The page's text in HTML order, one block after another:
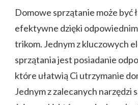
Domowe sprzątanie może być
efektywne dzięki
trikom. Jednym z kluczowych
sprzątania jest posiadanie
które ułatwią Ci utrzymanie
Jednym z zalecanych narzędzi